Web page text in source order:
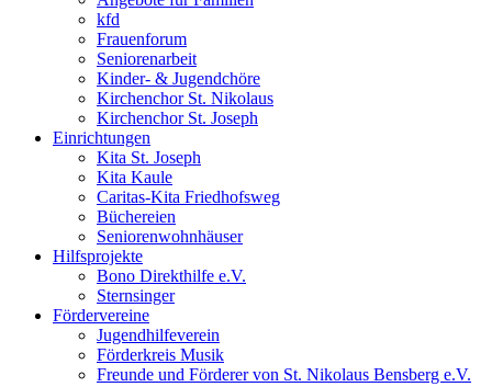
kfd
Frauenforum
Seniorenarbeit
Kinder- & Jugendchöre
Kirchenchor St. Nikolaus
Kirchenchor St. Joseph
Einrichtungen
Kita St. Joseph
Kita Kaule
Caritas-Kita Friedhofsweg
Büchereien
Seniorenwohnhäuser
Hilfsprojekte
Bono Direkthilfe e.V.
Sternsinger
Fördervereine
Jugendhilfeverein
Förderkreis Musik
Freunde und Förderer von St. Nikolaus Bensberg e.V.